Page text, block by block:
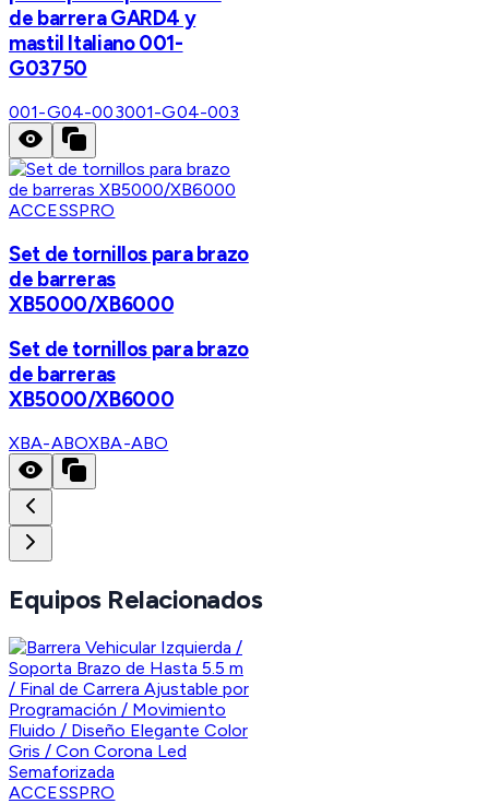
de barrera GARD4 y
mastil Italiano 001-
G03750
001-G04-003001-G04-003
ACCESSPRO
Set de tornillos para brazo
de barreras
XB5000/XB6000
Set de tornillos para brazo
de barreras
XB5000/XB6000
XBA-ABOXBA-ABO
Equipos Relacionados
ACCESSPRO